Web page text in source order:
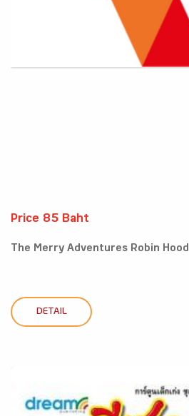
Price 85 Baht
The Merry Adventures Robin Hood
DETAIL